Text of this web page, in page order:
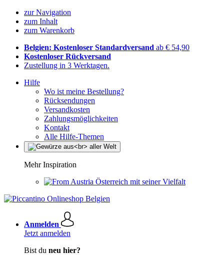
zur Navigation
zum Inhalt
zum Warenkorb
Belgien: Kostenloser Standardversand ab € 54,90
Kostenloser Rückversand
Zustellung in 3 Werktagen.
Hilfe
Wo ist meine Bestellung?
Rücksendungen
Versandkosten
Zahlungsmöglichkeiten
Kontakt
Alle Hilfe-Themen
Mehr Inspiration
Österreich mit seiner Vielfalt
Anmelden
Jetzt anmelden
Bist du neu hier?